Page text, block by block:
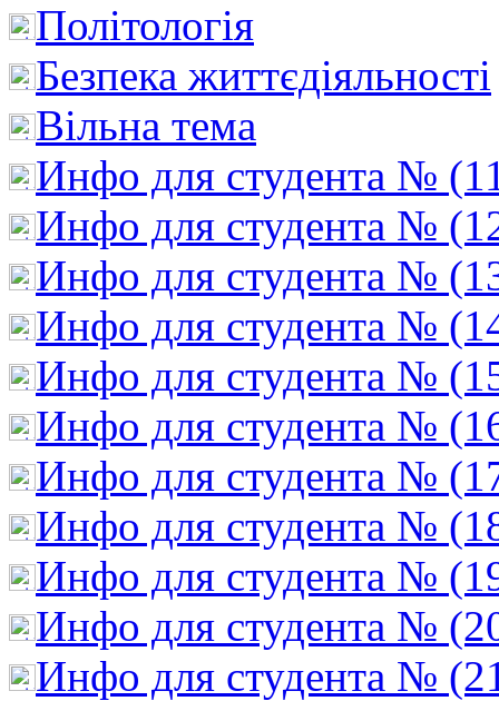
Політологія
Безпека життєдіяльності
Вільна тема
Инфо для студента №
Инфо для студента №
Инфо для студента №
Инфо для студента №
Инфо для студента №
Инфо для студента №
Инфо для студента №
Инфо для студента №
Инфо для студента №
Инфо для студента №
Инфо для студента №